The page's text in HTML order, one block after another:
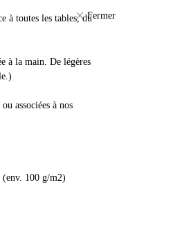
à toutes les tables, du
à la main. De légères
associées à nos
100 g/m2)
Fermer